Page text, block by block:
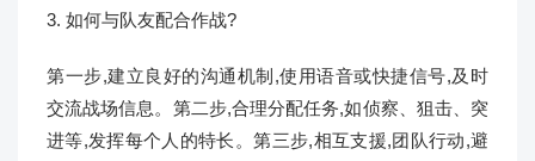
3. 如何与队友配合作战?
第一步,建立良好的沟通机制,使用语音或快捷信号,及时
交流战场信息。第二步,合理分配任务,如侦察、狙击、突
进等,发挥每个人的特长。第三步,相互支援,团队行动,避